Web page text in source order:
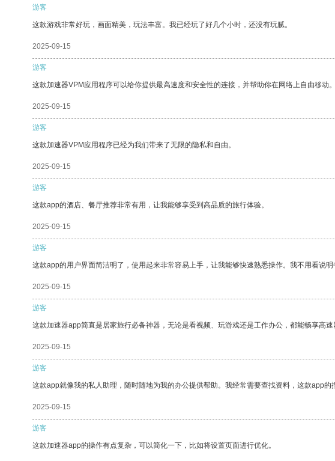
游客
这款游戏非常好玩，画面精美，玩法丰富。我已经玩了好几个小时，还没有玩腻。
2025-09-15
游客
这款加速器VPM应用程序可以给你提供最高速度和安全性的连接，并帮助你在网络上自由移动。
2025-09-15
游客
这款加速器VPM应用程序已经为我们带来了无限的隐私和自由。
2025-09-15
游客
这款app的酒店、餐厅推荐非常有用，让我能够享受到高品质的旅行体验。
2025-09-15
游客
这款app的用户界面简洁明了，使用起来非常容易上手，让我能够快速熟悉操作。我不用看说明
2025-09-15
游客
这款加速器app简直是居家旅行必备神器，无论是看视频、玩游戏还是工作办公，都能畅享高速
2025-09-15
游客
这款app就像我的私人助理，随时随地为我的办公提供帮助。我经常需要查找资料，这款app的
2025-09-15
游客
这款加速器app的操作有点复杂，可以简化一下，比如将设置页面进行优化。